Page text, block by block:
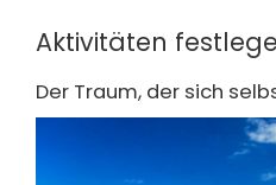
Aktivitäten
Der Traum, der sich